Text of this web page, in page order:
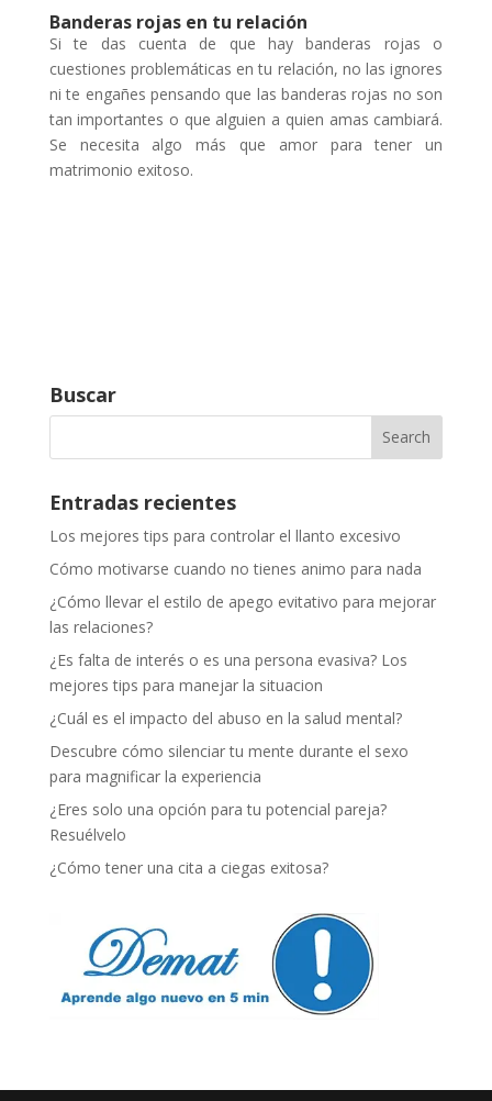
Banderas rojas en tu relación
Si te das cuenta de que hay banderas rojas o
cuestiones problemáticas en tu relación, no las ignores
ni te engañes pensando que las banderas rojas no son
tan importantes o que alguien a quien amas cambiará.
Se necesita algo más que amor para tener un
matrimonio exitoso.
Buscar
Entradas recientes
Los mejores tips para controlar el llanto excesivo
Cómo motivarse cuando no tienes animo para nada
¿Cómo llevar el estilo de apego evitativo para mejorar
las relaciones?
¿Es falta de interés o es una persona evasiva? Los
mejores tips para manejar la situacion
¿Cuál es el impacto del abuso en la salud mental?
Descubre cómo silenciar tu mente durante el sexo
para magnificar la experiencia
¿Eres solo una opción para tu potencial pareja?
Resuélvelo
¿Cómo tener una cita a ciegas exitosa?